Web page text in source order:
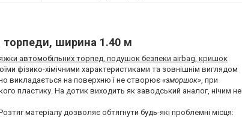
торпеди, ширина 1.40 м
автомобільних торпед, подушок безпеки airbag, кришок
фізико-хімічними характеристиками та зовнішнім виглядом
викладається на поверхню і не створює«зморшок», при
пластику. На дотик виходить як заводський аналог, нічим не
матеріалу дозволяє обтягнути будь-які проблемні місця: